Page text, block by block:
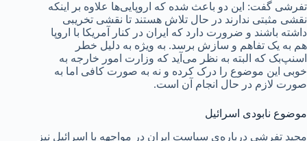
تفرشی گفت: این دو باعث شده که اروپایی‌ها علاوه بر اینکه
نقشی مثبتی ندارند در حال تلاش هستند تا نقشی تخریبی
داشته باشند و ضرورت دارد که ایران در کنار آمریکا با اروپا
هم به یک تفاهم و سازش برسد. به ویژه به دلیل خطر
اسنپ‌بک که البته به نظر می‌آید که وزارت امور خارجه به
خوبی این موضوع را درک کرده و نه به صورت کافی اما به
صورت لازم در حال انجام آن است.
موضوع نابودی اسرائیل
مجید تفرشی درباره‌ی سیاست ایران در مواجهه با اسرائیل نیز